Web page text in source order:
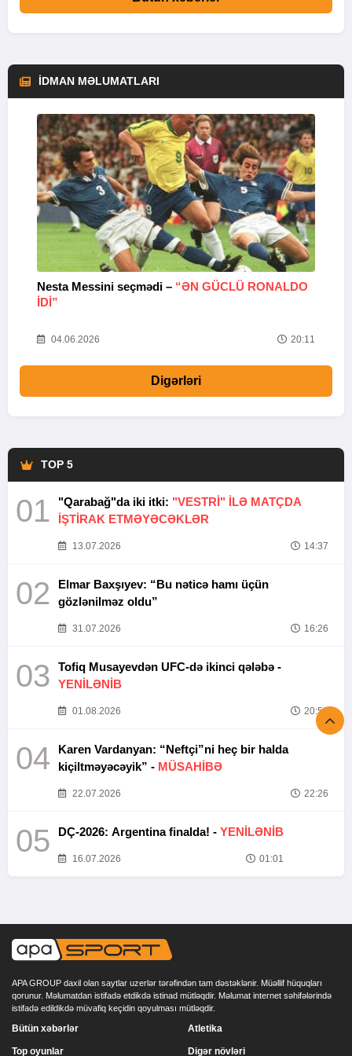
İDMAN MƏLUMATLARI
Nesta Messini seçmədi – “ƏN GÜCLÜ RONALDO
IDI”
04.06.2026 20:11
Digərləri
TOP 5
01 "Qarabağ"da iki itki: "VESTRİ" İLƏ MATÇDA
İŞTİRAK ETMƏYƏCƏKLƏR
13.07.2026 14:37
02
Elmar Baxşıyev: “Bu nəticə hamı üçün
gözlənilməz oldu”
31.07.2026 16:26
03
Tofiq Musayevdən UFC-də ikinci qələbə -
YENİLƏNİB
01.08.2026 20:52
04
Karen Vardanyan: “Neftçi”ni heç bir halda
kiçiltməyəcəyik” - MÜSAHİBƏ
22.07.2026 22:26
05 DÇ-2026: Argentina finalda! - YENİLƏNİB
16.07.2026 01:01
APA GROUP daxil olan saytlar uzerlər tərəfindən tam dəstəklənir. Müəllif hüquqları
qorunur. Məlumatdan istifadə etdikdə istinad mütləqdir. Məlumat internet səhifələrində
istifadə edildikdə müvafiq keçidin qoyulması mütləqdir.
Bütün xəbərlər
Top oyunlar
Atletika
Digər növləri